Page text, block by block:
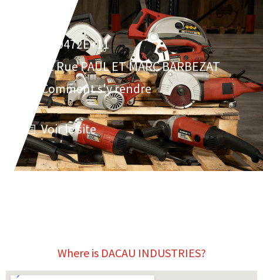
3.30472E+11
71 Rue PAUL ET MARC BARBEZAT
Comment s'y rendre
Voir le site
Where is DACAU INDUSTRIES?